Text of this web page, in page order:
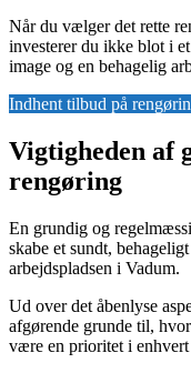
Når du vælger det rette
investerer du ikke blot i
image og en behagelig
Indhent tilbud på
Vigtigheden af
rengøring
En grundig og
skabe et sundt,
arbejdspladsen i Vadum.
Ud over det åbenlyse
afgørende grunde til,
være en prioritet i